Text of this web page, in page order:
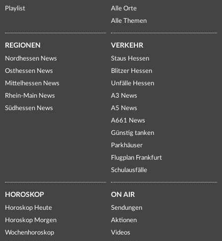
Playlist
Alle Orte
Alle Themen
REGIONEN
Nordhessen News
Osthessen News
Mittelhessen News
Rhein-Main News
Südhessen News
VERKEHR
Staus Hessen
Blitzer Hessen
Unfälle Hessen
A3 News
A5 News
A661 News
Günstig tanken
Parkhäuser
Flugplan Frankfurt
Schulausfälle
HOROSKOP
Horoskop Heute
Horoskop Morgen
Wochenhoroskop
ON AIR
Sendungen
Aktionen
Videos